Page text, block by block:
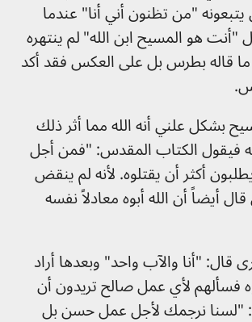
يتبعونه "من تظنون أني أنا" عندما
هو المسيح ابن الله" لم ينتهره
قاله بطرس بل على العكس فقد أكد
بشكل علني أنه الله مما أثر ذلك
فيقول الكتاب المقدس: "فمن أجل
أكثر أن يقتلوه. لأنه لم ينقض
أيضاً أن الله أبوه معادلاً نفسه
قال: "أنا والآب واحد" وبعدها أراد
فسألهم لأي عمل صالح تريدون أن
"لسنا نرجمك لأجل عمل حسن بل